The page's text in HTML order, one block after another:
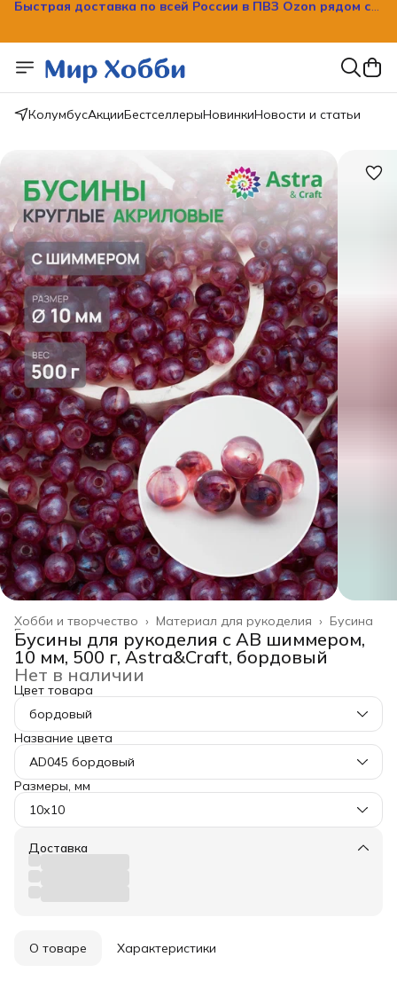
КолумбусАкцииБестселлерыНовинкиНовости и статьи
Бусина
Материал для рукоделия ›
Хобби и творчество ›
Главная ›
Бусины для рукоделия с АВ шиммером,
10 мм, 500 г, Astra&Craft, бордовый
Нет в наличии
Цвет товара
бордовый
Название цвета
AD045 бордовый
Размеры, мм
10х10
Доставка
О товаре Характеристики